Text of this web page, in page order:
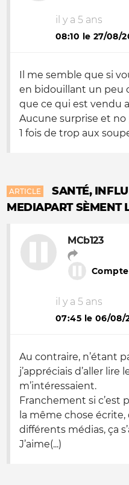
il y a 5 ans
08:10 le 27/08/
Il me semble que si
en bidouillant un peu
que ce qui est vendu
Aucune surprise et no
1 fois de trop aux
ARTICLE
SANTÉ,
MEDIAPART SÈMENT
MCb123
il y a 5 ans
07:45 le 06/08/
Au contraire, n’étant
j’appréciais d’aller lire
m’intéressaient.
Franchement si c’est
la même chose
différents médias, ça
J’aime(...)